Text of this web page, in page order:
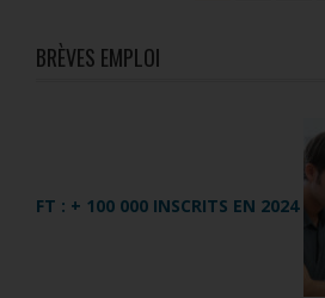
BRÈVES EMPLOI
FT : + 100 000 INSCRITS EN 2024